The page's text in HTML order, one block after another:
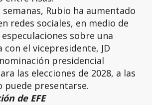
Rubio ha aumentado
redes sociales, en medio de
sobre una
con el vicepresidente, JD
presidencial
las elecciones de 2028, a las
puede presentarse.
de EFE